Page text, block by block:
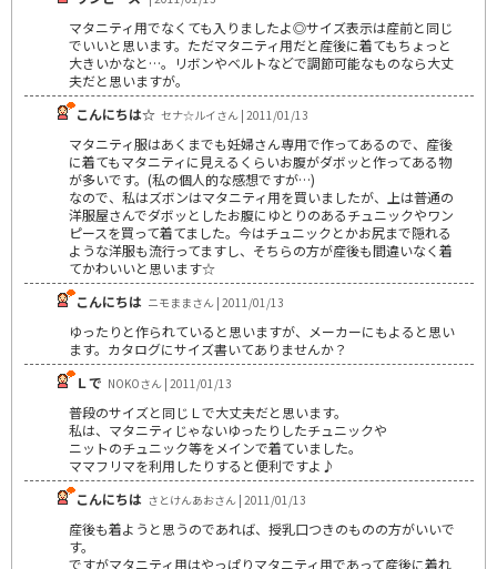
マタニティ用でなくても入りましたよ◎サイズ表示は産前と同じ
でいいと思います。ただマタニティ用だと産後に着てもちょっと
大きいかなと…。リボンやベルトなどで調節可能なものなら大丈
夫だと思いますが。
こんにちは☆ セナ☆ルイさん | 2011/01/13
マタニティ服はあくまでも妊婦さん専用で作ってあるので、産後
に着てもマタニティに見えるくらいお腹がダボッと作ってある物
が多いです。(私の個人的な感想ですが…)
なので、私はズボンはマタニティ用を買いましたが、上は普通の
洋服屋さんでダボッとしたお腹にゆとりのあるチュニックやワン
ピースを買って着てました。今はチュニックとかお尻まで隠れる
ような洋服も流行ってますし、そちらの方が産後も間違いなく着
てかわいいと思います☆
こんにちは ニモままさん | 2011/01/13
ゆったりと作られていると思いますが、メーカーにもよると思い
ます。カタログにサイズ書いてありませんか？
Ｌで NOKOさん | 2011/01/13
普段のサイズと同じＬで大丈夫だと思います。
私は、マタニティじゃないゆったりしたチュニックや
ニットのチュニック等をメインで着ていました。
ママフリマを利用したりすると便利ですよ♪
こんにちは さとけんあおさん | 2011/01/13
産後も着ようと思うのであれば、授乳口つきのものの方がいいで
す。
ですがマタニティ用はやっぱりマタニティ用であって産後に着れ